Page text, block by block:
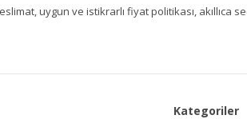
uygun ve istikrarlı fiyat politikası,
Kategoriler